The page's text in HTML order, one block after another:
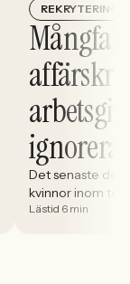
REKRYTERING
ignorera
Det senaste
kvinnor inom
stadigt på 30%.
Lästid 6 min